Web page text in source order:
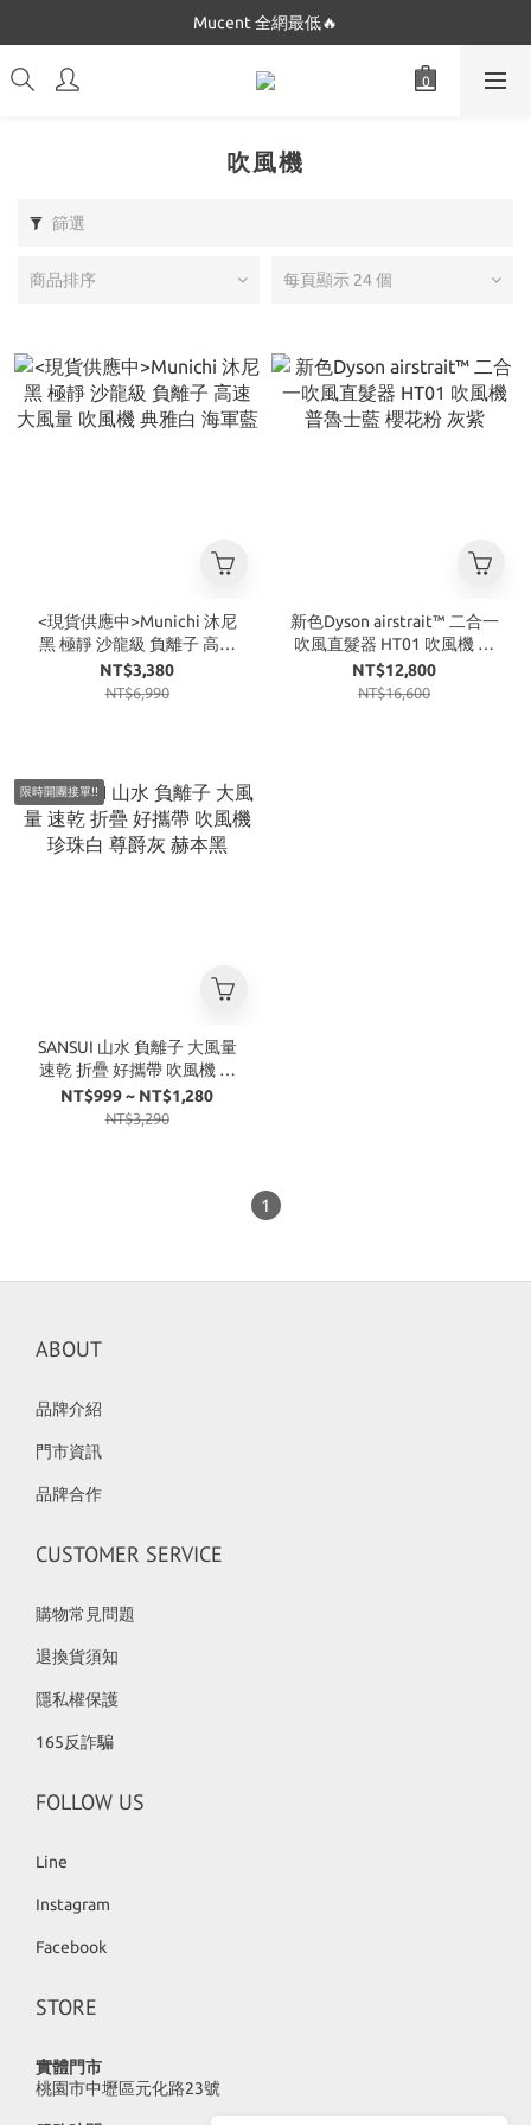
Dickies 最低$280起🔥
Mucent 全網最低🔥
Dickies 最低$280起🔥
吹風機
篩選
商品排序 每頁顯示 24 個
<現貨供應中>Munichi 沐尼
黑 極靜 沙龍級 負離子 高速
大風量 吹風機 典雅白 海軍藍
NT$3,380
NT$6,990
新色Dyson airstrait™ 二合一
吹風直髮器 HT01 吹風機 普
魯士藍 櫻花粉 灰紫
NT$12,800
NT$16,600
限時開團接單!!
SANSUI 山水 負離子 大風量
速乾 折疊 好攜帶 吹風機 珍
珠白 尊爵灰 赫本黑
NT$999 ~ NT$1,280
NT$3,290
1
ABOUT
品牌介紹
門市資訊
品牌合作
CUSTOMER SERVICE
購物常見問題
退換貨須知
隱私權保護
165反詐騙
FOLLOW US
Line
Instagram
Facebook
STORE
實體門市
桃園市中壢區元化路23號